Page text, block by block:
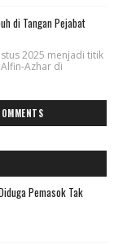
di Tangan Pejabat
2025 menjadi titik
Azhar di
Pemasok Tak